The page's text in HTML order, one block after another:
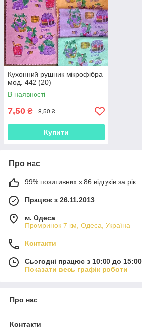
Кухонний рушник мікрофібра
мод. 442 (20)
В наявності
7,50 ₴ 8,50 ₴
Купити
Про нас
99% позитивних з 86 відгуків за рік
Працює з 26.11.2013
м. Одеса
Промринок 7 км, Одеса, Україна
Контакти
Сьогодні працює з 10:00 до 15:00
Показати весь графік роботи
Про нас
Контакти